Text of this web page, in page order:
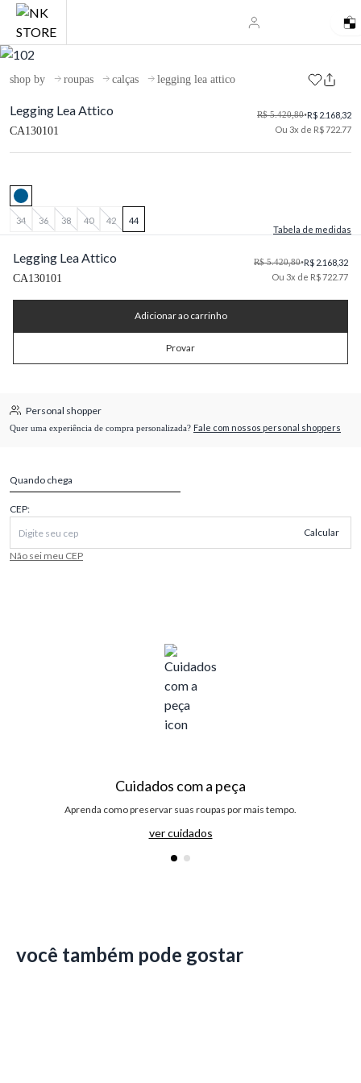
shop by roupas calças legging lea attico
Legging Lea Attico
CA130101
R$ 5.420,80•R$ 2.168,32
Ou 3x de R$ 722.77
34 36 38 40 42
44
Tabela de medidas
Legging Lea Attico
CA130101
R$ 5.420,80•R$ 2.168,32
Ou 3x de R$ 722.77
Adicionar ao carrinho
Provar
Personal shopper
Quer uma experiência de compra personalizada? Fale com nossos personal shoppers
Quando chega
CEP:
Calcular
Não sei meu CEP
Cuidados com a peça
Aprenda como preservar suas roupas por mais tempo.
ver cuidados
você também pode gostar